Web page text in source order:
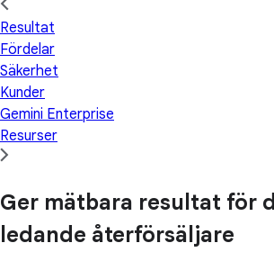
Resultat
Fördelar
Säkerhet
Kunder
Gemini Enterprise
Resurser
Ger mätbara resultat för
ledande återförsäljare